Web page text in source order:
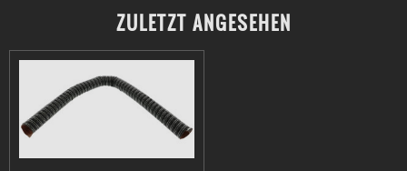
ZULETZT ANGESEHEN